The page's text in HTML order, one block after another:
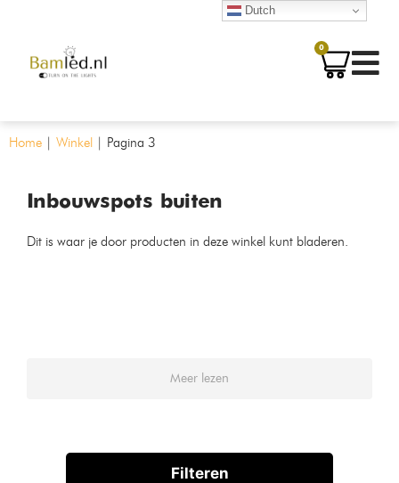
0
Home | Winkel | Pagina 3
Inbouwspots buiten
Dit is waar je door producten in deze winkel kunt bladeren.
Meer lezen
Filteren
Dutch